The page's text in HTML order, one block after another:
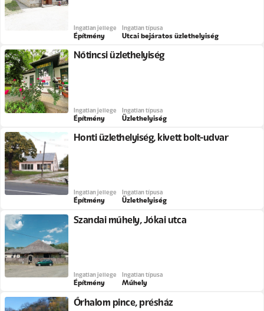
Ingatlan jellege
Építmény
Ingatlan típusa
Utcai bejáratos üzlethelyiség
Nőtincsi üzlethelyiség
Ingatlan jellege
Építmény
Ingatlan típusa
Üzlethelyiség
Honti üzlethelyiség, kivett bolt-udvar
Ingatlan jellege
Építmény
Ingatlan típusa
Üzlethelyiség
Szandai műhely, Jókai utca
Ingatlan jellege
Építmény
Ingatlan típusa
Műhely
Őrhalom pince, présház